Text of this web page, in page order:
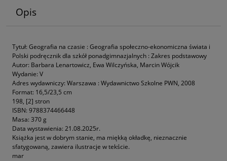
Opis
Tytuł: Geografia na czasie : Geografia społeczno-ekonomiczna świata i
Polski podręcznik dla szkół ponadgimnazjalnych : Zakres podstawowy
Autor: Barbara Lenartowicz, Ewa Wilczyńska, Marcin Wójcik
Wydanie: V
Adres wydawniczy: Warszawa : Wydawnictwo Szkolne PWN, 2008
Format: 16,5/23,5 cm
198, [2] stron
ISBN: 9788374466448
Masa: 370 g
Data wystawienia: 21.08.2025r.
Książka jest w dobrym stanie, ma miękką okładkę, nieznacznie
sfatygowaną, zawiera ilustracje w tekście.
mar